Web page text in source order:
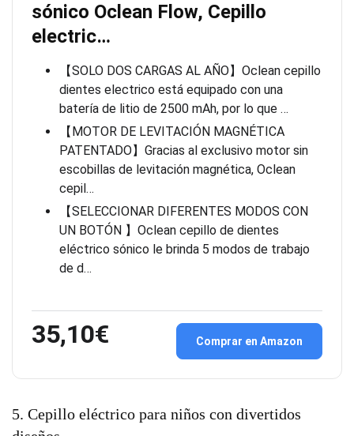
sónico Oclean Flow, Cepillo
electric…
【SOLO DOS CARGAS AL AÑO】Oclean cepillo
dientes electrico está equipado con una
batería de litio de 2500 mAh, por lo que …
【MOTOR DE LEVITACIÓN MAGNÉTICA
PATENTADO】Gracias al exclusivo motor sin
escobillas de levitación magnética, Oclean
cepil…
【SELECCIONAR DIFERENTES MODOS CON
UN BOTÓN 】Oclean cepillo de dientes
eléctrico sónico le brinda 5 modos de trabajo
de d…
35,10€ Comprar en Amazon
5. Cepillo eléctrico para niños con divertidos